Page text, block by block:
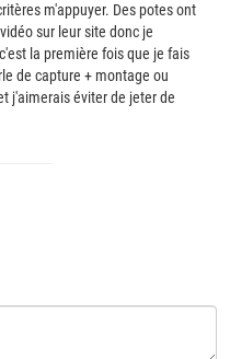
m'appuyer. Des potes ont
sur leur site donc je
la première fois que je fais
de capture + montage ou
j'aimerais éviter de jeter de